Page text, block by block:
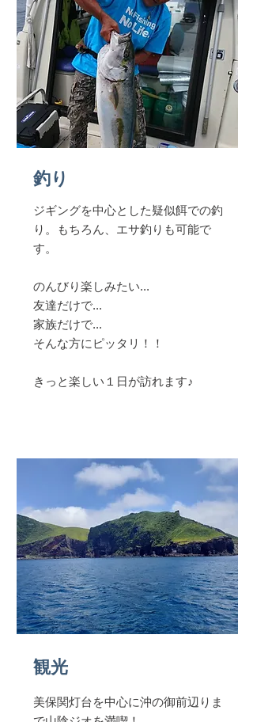
釣り
ジギングを中心とした疑似餌での釣
り。​もちろん、エサ釣りも可能で
す。
のんびり楽しみたい...
友達だけで...
家族だけで...
そんな方にピッタリ！！
​きっと楽しい１日が訪れます♪
観光
美保関灯台を中心に沖の御前辺りま